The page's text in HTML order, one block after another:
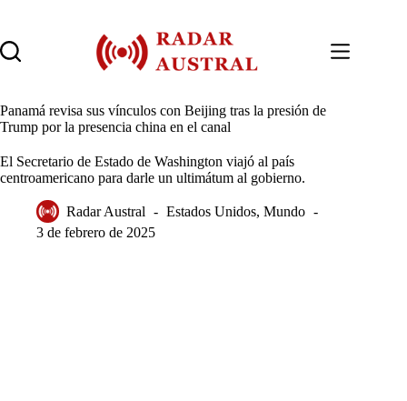
contenido
Panamá revisa sus vínculos con Beijing tras la presión de
Trump por la presencia china en el canal
El Secretario de Estado de Washington viajó al país
centroamericano para darle un ultimátum al gobierno.
Radar Austral Estados Unidos, Mundo
3 de febrero de 2025